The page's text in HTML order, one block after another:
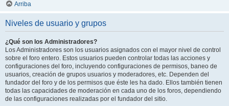
Arriba
Niveles de usuario y grupos
¿Qué son los Administradores?
Los Administradores son los usuarios asignados con el mayor nivel de control
sobre el foro entero. Estos usuarios pueden controlar todas las acciones y
configuraciones del foro, incluyendo configuraciones de permisos, baneo de
usuarios, creación de grupos usuarios y moderadores, etc. Dependen del
fundador del foro y de los permisos que éste les ha dado. Ellos también tienen
todas las capacidades de moderación en cada uno de los foros, dependiendo
de las configuraciones realizadas por el fundador del sitio.